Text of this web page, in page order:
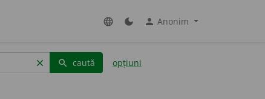
language dark_mode person Anonim
clear search caută opțiuni